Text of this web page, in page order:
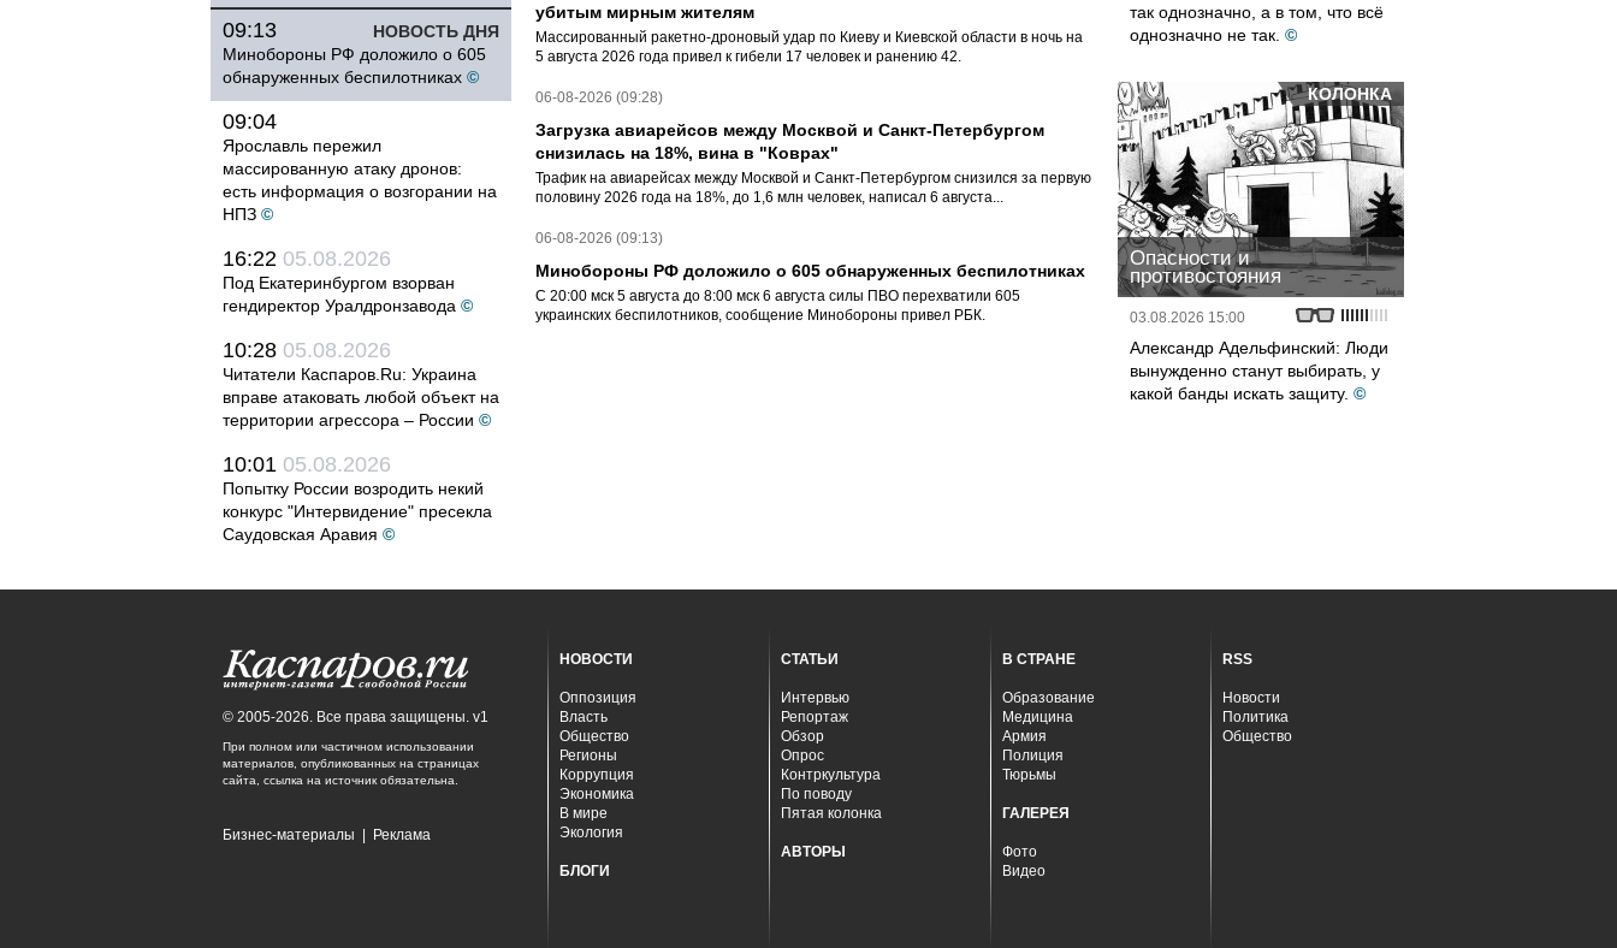
НОВОСТЬ ДНЯ
09:13
Минобороны РФ доложило о 605
обнаруженных беспилотниках ©
09:04
Ярославль пережил
массированную атаку дронов:
есть информация о возгорании на
НПЗ ©
16:22 05.08.2026
Под Екатеринбургом взорван
гендиректор Уралдронзавода ©
10:28 05.08.2026
Читатели Каспаров.Ru: Украина
вправе атаковать любой объект на
территории агрессора – России ©
10:01 05.08.2026
Попытку России возродить некий
конкурс "Интервидение" пресекла
Саудовская Аравия ©
убитым мирным жителям
Массированный ракетно-дроновый удар по Киеву и Киевской области в ночь на
5 августа 2026 года привел к гибели 17 человек и ранению 42.
06-08-2026 (09:28)
Загрузка авиарейсов между Москвой и Санкт-Петербургом
снизилась на 18%, вина в "Коврах"
Трафик на авиарейсах между Москвой и Санкт-Петербургом снизился за первую
половину 2026 года на 18%, до 1,6 млн человек, написал 6 августа...
06-08-2026 (09:13)
Минобороны РФ доложило о 605 обнаруженных беспилотниках
С 20:00 мск 5 августа до 8:00 мск 6 августа силы ПВО перехватили 605
украинских беспилотников, сообщение Минобороны привел РБК.
так однозначно, а в том, что всё
однозначно не так. ©
КОЛОНКА
Опасности и
противостояния
03.08.2026 15:00
Александр Адельфинский: Люди
вынужденно станут выбирать, у
какой банды искать защиту. ©
© 2005-2026. Все права защищены. v1
При полном или частичном использовании
материалов, опубликованных на страницах
сайта, ссылка на источник обязательна.
Бизнес-материалы Реклама
НОВОСТИ
Оппозиция
Власть
Общество
Регионы
Коррупция
Экономика
В мире
Экология
БЛОГИ
СТАТЬИ
Интервью
Репортаж
Обзор
Опрос
Контркультура
По поводу
Пятая колонка
АВТОРЫ
В СТРАНЕ
Образование
Медицина
Армия
Полиция
Тюрьмы
ГАЛЕРЕЯ
Фото
Видео
RSS
Новости
Политика
Общество